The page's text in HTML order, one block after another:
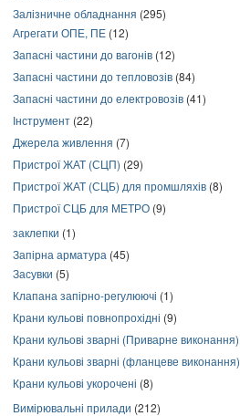
Залізничне обладнання (295)
Агрегати ОПЕ, ПЕ (12)
Запасні частини до вагонів (12)
Запасні частини до тепловозів (84)
Запасні частини до електровозів (41)
Інструмент (22)
Джерела живлення (7)
Пристрої ЖАТ (СЦП) (29)
Пристрої ЖАТ (СЦБ) для промшляхів (8)
Пристрої СЦБ для МЕТРО (9)
заклепки (1)
Запірна арматура (45)
Засувки (5)
Клапана запірно-регулюючі (1)
Крани кульові повнопрохідні (9)
Крани кульові зварні (Приварне виконання)
Крани кульові зварні (фланцеве виконання)
Крани кульові укорочені (8)
Вимірювальні прилади (212)